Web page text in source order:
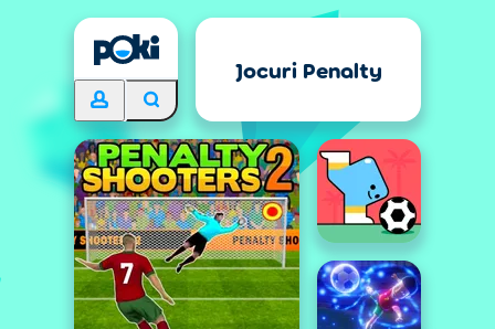
Jocuri Penalty